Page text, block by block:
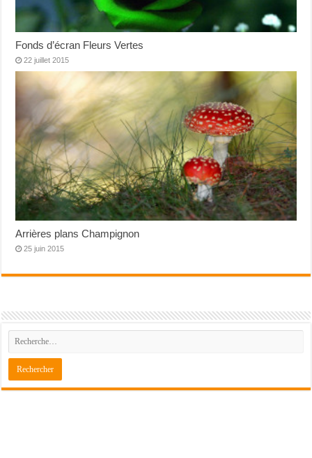
Fonds d’écran Fleurs Vertes
22 juillet 2015
Arrières plans Champignon
25 juin 2015